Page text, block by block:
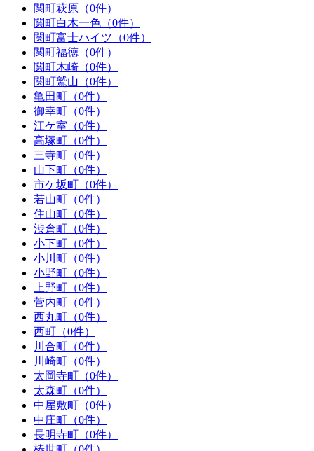
関町萩原（0件）
関町白木一色（0件）
関町富士ハイツ（0件）
関町福徳（0件）
関町木崎（0件）
関町鷲山（0件）
亀田町（0件）
御幸町（0件）
江ケ室（0件）
高塚町（0件）
三寺町（0件）
山下町（0件）
市ケ坂町（0件）
若山町（0件）
住山町（0件）
渋倉町（0件）
小下町（0件）
小川町（0件）
小野町（0件）
上野町（0件）
菅内町（0件）
西丸町（0件）
西町（0件）
川合町（0件）
川崎町（0件）
太岡寺町（0件）
太森町（0件）
中屋敷町（0件）
中庄町（0件）
長明寺町（0件）